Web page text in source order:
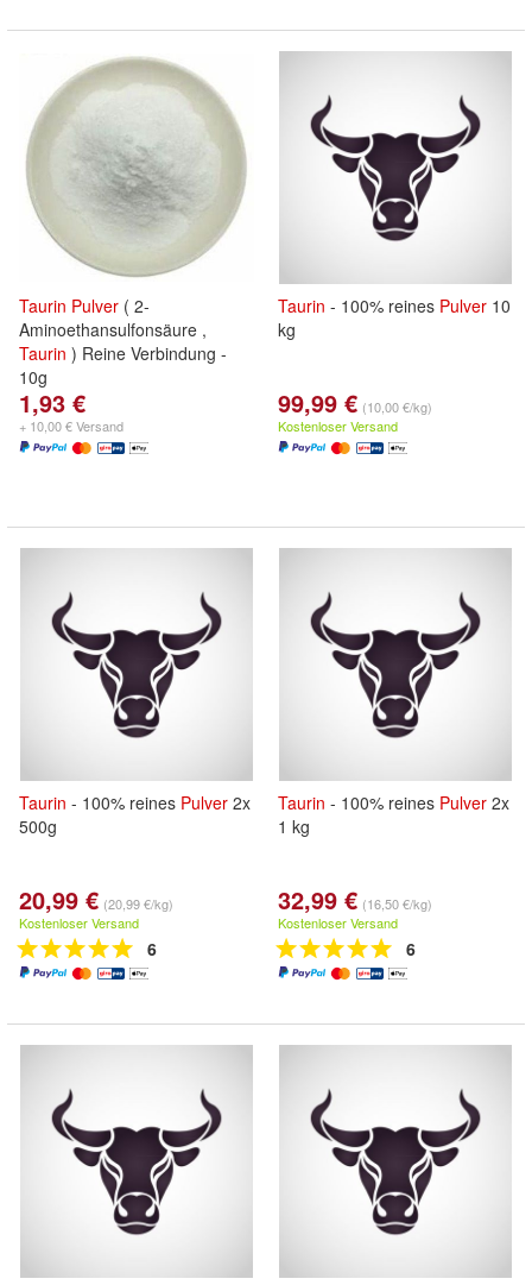
Taurin Pulver ( 2-
Aminoethansulfonsäure ,
Taurin ) Reine Verbindung -
10g
1,93 €
+ 10,00 € Versand
Taurin - 100% reines Pulver 10
kg
99,99 € (10,00 €/kg)
Kostenloser Versand
Taurin - 100% reines Pulver 2x
500g
20,99 € (20,99 €/kg)
Kostenloser Versand
6
Taurin - 100% reines Pulver 2x
1 kg
32,99 € (16,50 €/kg)
Kostenloser Versand
6